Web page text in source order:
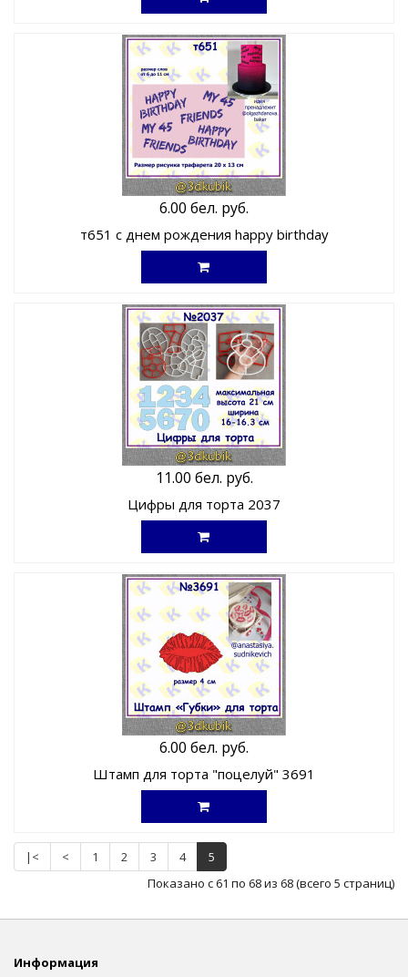
6.00 бел. руб.
т651 с днем рождения happy birthday
11.00 бел. руб.
Цифры для торта 2037
6.00 бел. руб.
Штамп для торта "поцелуй" 3691
|< < 1 2 3 4
5
Показано с 61 по 68 из 68 (всего 5 страниц)
Информация